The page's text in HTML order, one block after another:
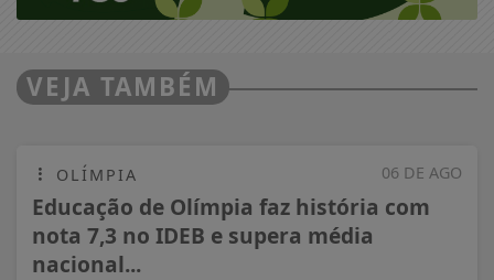
VEJA TAMBÉM
06 DE AGO
OLÍMPIA
Educação de Olímpia faz história com
nota 7,3 no IDEB e supera média
nacional...